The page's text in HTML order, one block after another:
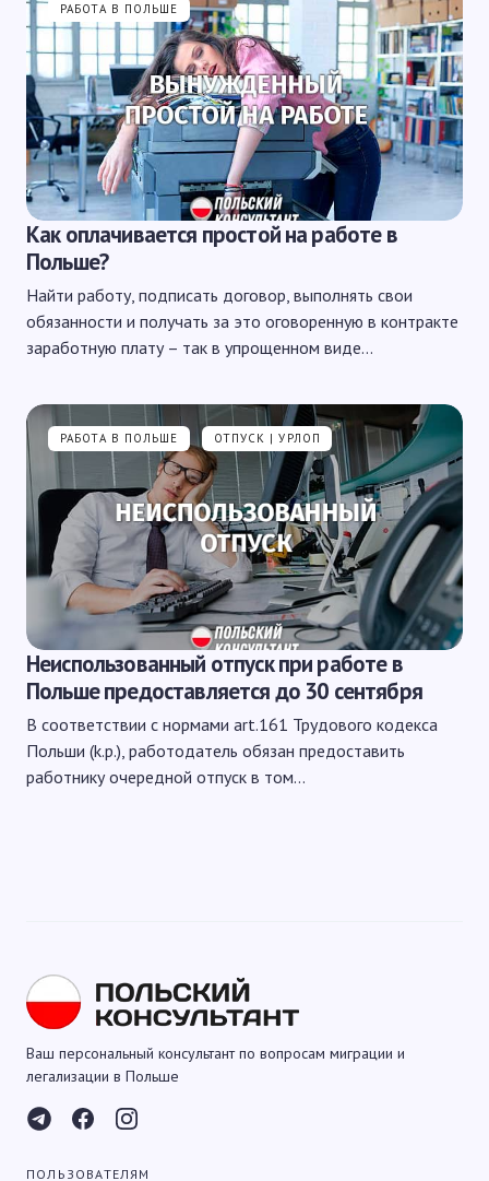
РАБОТА В ПОЛЬШЕ
Как оплачивается простой на работе в
Польше?
Найти работу, подписать договор, выполнять свои
обязанности и получать за это оговоренную в контракте
заработную плату – так в упрощенном виде…
РАБОТА В ПОЛЬШЕ ОТПУСК | УРЛОП
Неиспользованный отпуск при работе в
Польше предоставляется до 30 сентября
В соответствии с нормами art.161 Трудового кодекса
Польши (k.p.), работодатель обязан предоставить
работнику очередной отпуск в том…
Ваш персональный консультант по вопросам миграции и
легализации в Польше
ПОЛЬЗОВАТЕЛЯМ